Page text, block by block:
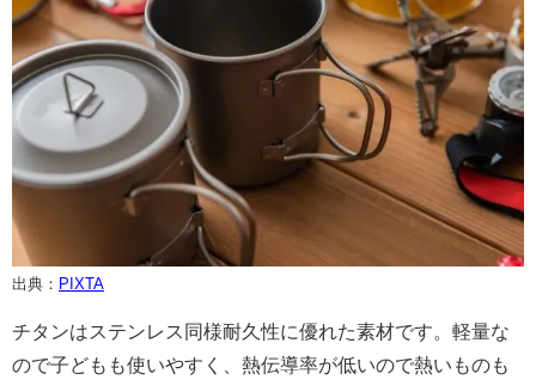
出典： PIXTA
チタンはステンレス同様耐久性に優れた素材です。軽量な
ので子どもも使いやすく、熱伝導率が低いので熱いものも